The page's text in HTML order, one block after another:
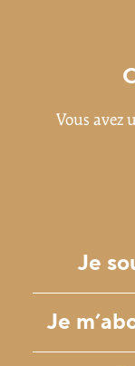
Vous avez
Je
Je